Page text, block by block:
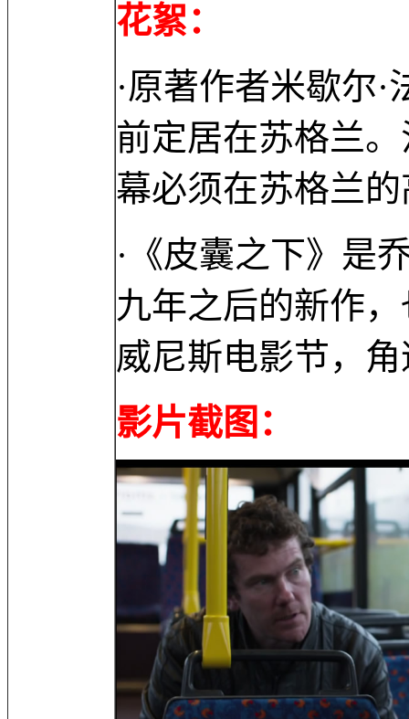
花絮：
·原著作者米歇尔
前定居在苏格兰
幕必须在苏格兰
·《皮囊之下》是
九年之后的新作
威尼斯电影节，
影片截图：